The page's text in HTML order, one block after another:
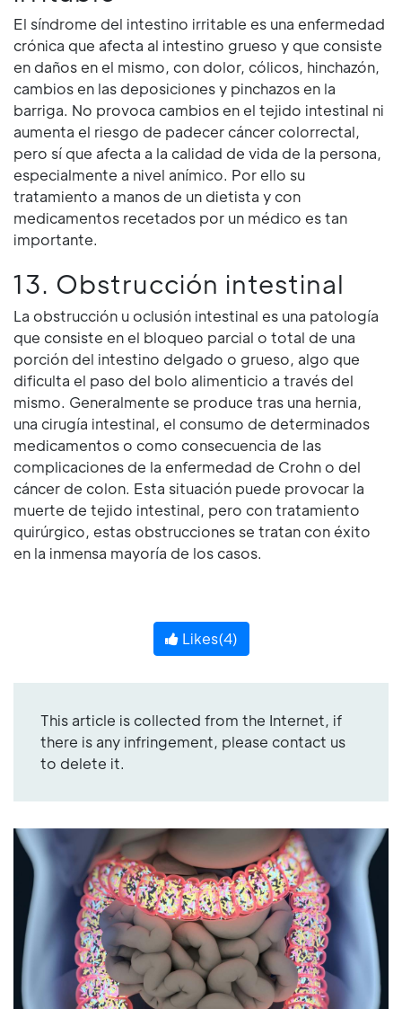
El síndrome del intestino irritable es una enfermedad
crónica que afecta al intestino grueso y que consiste
en daños en el mismo, con dolor, cólicos, hinchazón,
cambios en las deposiciones y pinchazos en la
barriga. No provoca cambios en el tejido intestinal ni
aumenta el riesgo de padecer cáncer colorrectal,
pero sí que afecta a la calidad de vida de la persona,
especialmente a nivel anímico. Por ello su
tratamiento a manos de un dietista y con
medicamentos recetados por un médico es tan
importante.
13. Obstrucción intestinal
La obstrucción u oclusión intestinal es una patología
que consiste en el bloqueo parcial o total de una
porción del intestino delgado o grueso, algo que
dificulta el paso del bolo alimenticio a través del
mismo. Generalmente se produce tras una hernia,
una cirugía intestinal, el consumo de determinados
medicamentos o como consecuencia de las
complicaciones de la enfermedad de Crohn o del
cáncer de colon. Esta situación puede provocar la
muerte de tejido intestinal, pero con tratamiento
quirúrgico, estas obstrucciones se tratan con éxito
en la inmensa mayoría de los casos.
Likes(4)
This article is collected from the Internet, if
there is any infringement, please contact us
to delete it.